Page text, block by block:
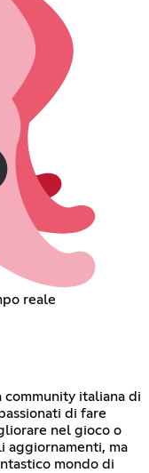
reale
italiana di
di fare
nel gioco o
aggiornamenti, ma
mondo di